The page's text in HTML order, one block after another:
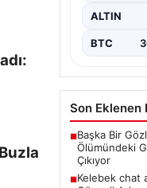
Buzla
ALTIN
BTC
Son Eklenen
■Başka Bir
Ölümündeki
Çıkıyor
■Kelebek chat